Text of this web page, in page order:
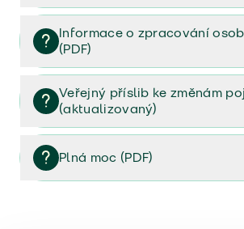
Sazebník poplatků a odměn (PDF)
Informace o zpracování
(PDF)
Informace o zpracování osobních
Veřejný příslib ke změnám
(aktualizovaný)
Veřejný příslib ke změnám pojištění
Plná moc (PDF)